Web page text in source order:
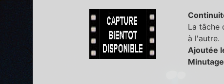
La tâche
à l'autre.
Ajoutée